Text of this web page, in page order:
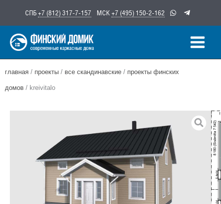
содержимому
СПБ+7 (812) 317-7-157 МСК +7 (495) 150-2-162
главная / проекты / все скандинавские / проекты финских
домов / kreivitalo